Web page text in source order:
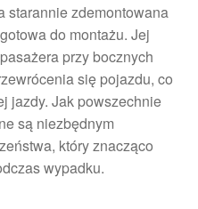
starannie zdemontowana
do montażu. Jej
przy bocznych
się pojazdu, co
jazdy. Jak powszechnie
są niezbędnym
który znacząco
wypadku.